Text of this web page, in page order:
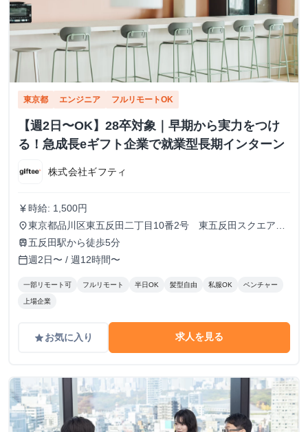
東京都 エンジニア フルリモートOK
【週2日〜OK】28卒対象｜早期から実力をつけ
る！急成長eギフト企業で就業型長期インターン
株式会社ギフティ
currency_yen 時給: 1,500円
place東京都品川区東五反田二丁目10番2号 東五反田スクエア
12F
train 五反田駅から徒歩5分
calendar_today週2日〜 / 週12時間〜
一部リモート可 フルリモート 半日OK 髪型自由 私服OK ベンチャー
上場企業
gradeお気に入り 求人を見る